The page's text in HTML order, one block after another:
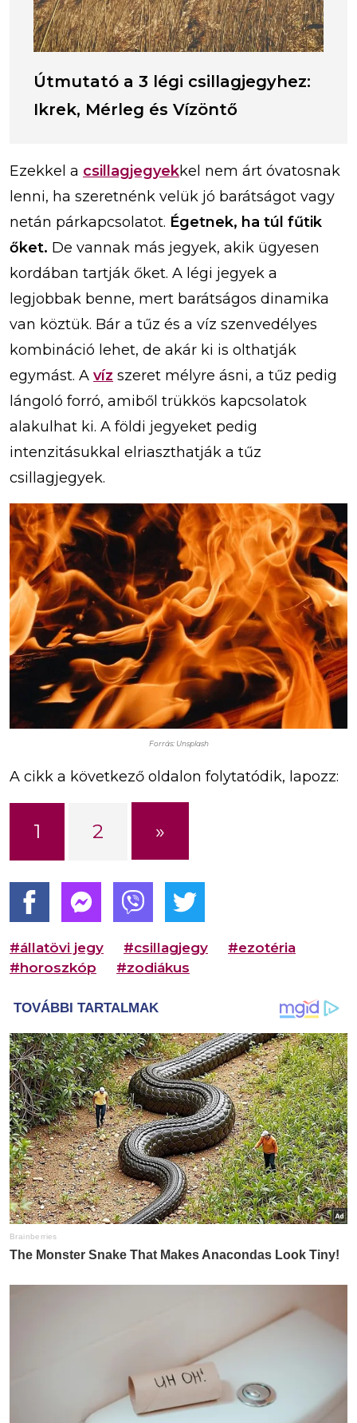
Útmutató a 3 légi csillagjegyhez:
Ikrek, Mérleg és Vízöntő
Ezekkel a csillagjegyekkel nem árt óvatosnak
lenni, ha szeretnénk velük jó barátságot vagy
netán párkapcsolatot. Égetnek, ha túl fűtik
őket. De vannak más jegyek, akik ügyesen
kordában tartják őket. A légi jegyek a
legjobbak benne, mert barátságos dinamika
van köztük. Bár a tűz és a víz szenvedélyes
kombináció lehet, de akár ki is olthatják
egymást. A víz szeret mélyre ásni, a tűz pedig
lángoló forró, amiből trükkös kapcsolatok
alakulhat ki. A földi jegyeket pedig
intenzitásukkal elriaszthatják a tűz
csillagjegyek.
Forrás: Unsplash
A cikk a következő oldalon folytatódik, lapozz:
1 2 »
#állatövi jegy #csillagjegy
#ezotéria
#horoszkóp
#zodiákus